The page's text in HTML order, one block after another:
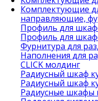
Комплектующие
направляющие,
Профиль для
Профиль для
Фурнитура для
Наполнения для
CLICK молдинг
Радиусный шкаф
Радиусный шкаф
Радиусные шкафы